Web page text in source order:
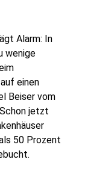
Alarm: In
wenige
einen
Beiser vom
jetzt
50 Prozent